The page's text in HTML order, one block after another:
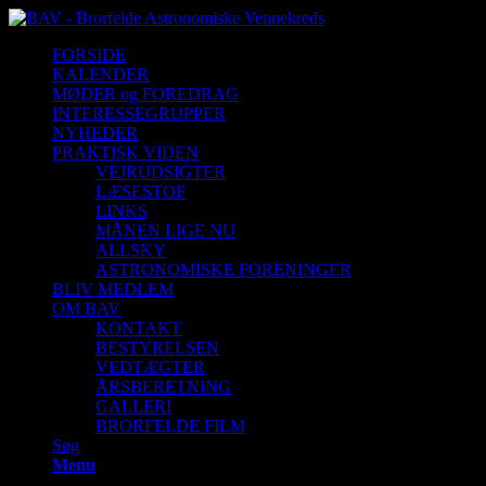
FORSIDE
KALENDER
MØDER og FOREDRAG
INTERESSEGRUPPER
NYHEDER
PRAKTISK VIDEN
VEJRUDSIGTER
LÆSESTOF
LINKS
MÅNEN LIGE NU
ALLSKY
ASTRONOMISKE FORENINGER
BLIV MEDLEM
OM BAV
KONTAKT
BESTYRELSEN
VEDTÆGTER
ÅRSBERETNING
GALLERI
BRORFELDE FILM
Søg
Menu